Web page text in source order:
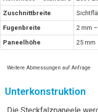
Zuschnittbreite
Fugenbreite
2 mm
Paneelhöhe
25 mm
Weitere Abmessungen auf Anfrage
Unterkonstruktion